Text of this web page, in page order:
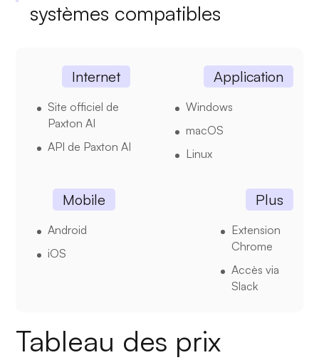
systèmes compatibles
Internet
Site officiel de
Paxton AI
API de Paxton AI
Application
Windows
macOS
Linux
Mobile
Android
iOS
Plus
Extension
Chrome
Accès via
Slack
Tableau des prix